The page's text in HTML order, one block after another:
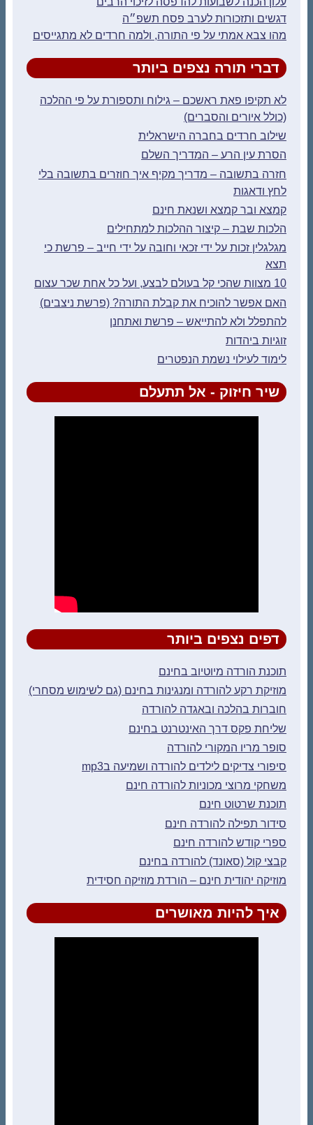
דגשים ותזכורות לערב פסח תשפ״ה
מהו צבא אמתי על פי התורה, ולמה חרדים לא מתגייסים
דברי תורה נצפים ביותר
לא תקיפו פאת ראשכם – גילוח ותספורת על פי ההלכה
(כולל איורים והסברים)
שילוב חרדים בחברה הישראלית
הסרת עין הרע – המדריך השלם
חזרה בתשובה – מדריך מקיף איך חוזרים בתשובה בלי
לחץ ודאגות
קמצא ובר קמצא ושנאת חינם
הלכות שבת – קיצור ההלכות למתחילים
מגלגלין זכות על ידי זכאי וחובה על ידי חייב – פרשת כי
תצא
10 מצוות שהכי קל בעולם לבצע, ועל כל אחת שכר עצום
האם אפשר להוכיח את קבלת התורה? (פרשת ניצבים)
להתפלל ולא להתייאש – פרשת ואתחנן
זוגיות ביהדות
לימוד לעילוי נשמת הנפטרים
שיר חיזוק - אל תתעלם
דפים נצפים ביותר
תוכנת הורדה מיוטיוב בחינם
מוזיקת רקע להורדה ומנגינות בחינם (גם לשימוש מסחרי)
חוברות בהלכה ובאגדה להורדה
שליחת פקס דרך האינטרנט בחינם
סופר מריו המקורי להורדה
סיפורי צדיקים לילדים להורדה ושמיעה בmp3
משחקי מרוצי מכוניות להורדה חינם
תוכנת שרטוט חינם
סידור תפילה להורדה חינם
ספרי קודש להורדה חינם
קבצי קול (סאונד) להורדה בחינם
מוזיקה יהודית חינם – הורדת מוזיקה חסידית
איך להיות מאושרים